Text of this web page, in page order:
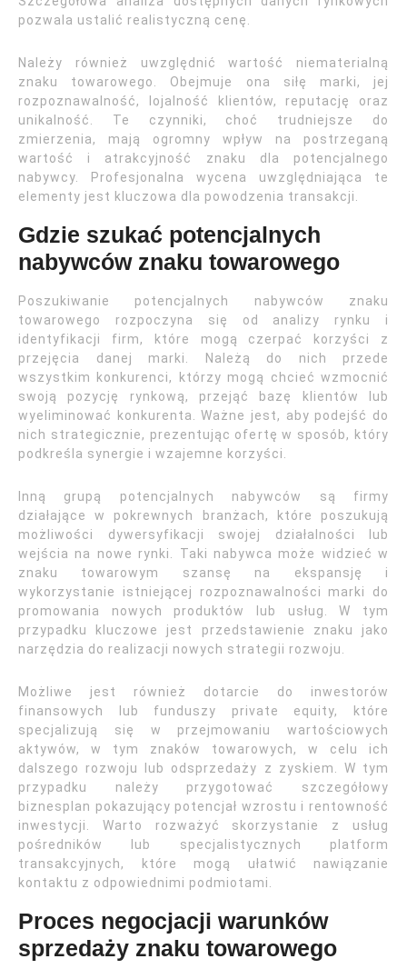
pozwala ustalić realistyczną cenę.
Należy również uwzględnić wartość niematerialną
znaku towarowego. Obejmuje ona siłę marki, jej
rozpoznawalność, lojalność klientów, reputację oraz
unikalność. Te czynniki, choć trudniejsze do
zmierzenia, mają ogromny wpływ na postrzeganą
wartość i atrakcyjność znaku dla potencjalnego
nabywcy. Profesjonalna wycena uwzględniająca te
elementy jest kluczowa dla powodzenia transakcji.
Gdzie szukać potencjalnych
nabywców znaku towarowego
Poszukiwanie potencjalnych nabywców znaku
towarowego rozpoczyna się od analizy rynku i
identyfikacji firm, które mogą czerpać korzyści z
przejęcia danej marki. Należą do nich przede
wszystkim konkurenci, którzy mogą chcieć wzmocnić
swoją pozycję rynkową, przejąć bazę klientów lub
wyeliminować konkurenta. Ważne jest, aby podejść do
nich strategicznie, prezentując ofertę w sposób, który
podkreśla synergie i wzajemne korzyści.
Inną grupą potencjalnych nabywców są firmy
działające w pokrewnych branżach, które poszukują
możliwości dywersyfikacji swojej działalności lub
wejścia na nowe rynki. Taki nabywca może widzieć w
znaku towarowym szansę na ekspansję i
wykorzystanie istniejącej rozpoznawalności marki do
promowania nowych produktów lub usług. W tym
przypadku kluczowe jest przedstawienie znaku jako
narzędzia do realizacji nowych strategii rozwoju.
Możliwe jest również dotarcie do inwestorów
finansowych lub funduszy private equity, które
specjalizują się w przejmowaniu wartościowych
aktywów, w tym znaków towarowych, w celu ich
dalszego rozwoju lub odsprzedaży z zyskiem. W tym
przypadku należy przygotować szczegółowy
biznesplan pokazujący potencjał wzrostu i rentowność
inwestycji. Warto rozważyć skorzystanie z usług
pośredników lub specjalistycznych platform
transakcyjnych, które mogą ułatwić nawiązanie
kontaktu z odpowiednimi podmiotami.
Proces negocjacji warunków
sprzedaży znaku towarowego